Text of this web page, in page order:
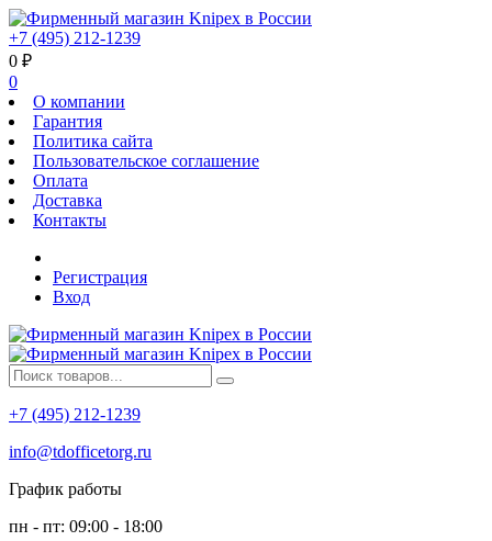
+7 (495) 212-1239
0 ₽
0
О компании
Гарантия
Политика сайта
Пользовательское соглашение
Оплата
Доставка
Контакты
Регистрация
Вход
+7 (495) 212-1239
info@tdofficetorg.ru
График работы
пн - пт: 09:00 - 18:00